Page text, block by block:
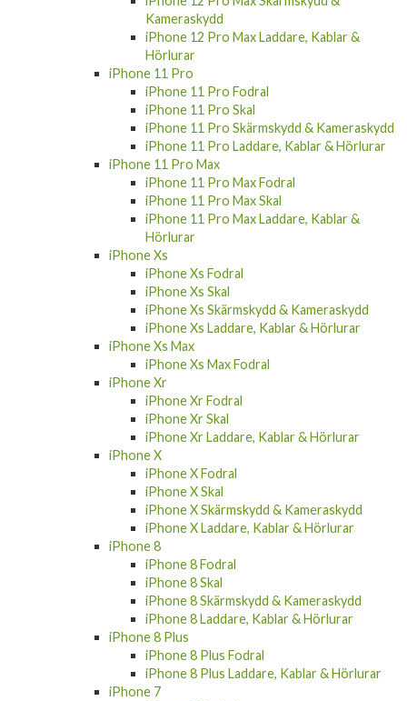
Kameraskydd
iPhone 12 Pro Max Laddare, Kablar &
Hörlurar
iPhone 11 Pro
iPhone 11 Pro Fodral
iPhone 11 Pro Skal
iPhone 11 Pro Skärmskydd & Kameraskydd
iPhone 11 Pro Laddare, Kablar & Hörlurar
iPhone 11 Pro Max
iPhone 11 Pro Max Fodral
iPhone 11 Pro Max Skal
iPhone 11 Pro Max Laddare, Kablar &
Hörlurar
iPhone Xs
iPhone Xs Fodral
iPhone Xs Skal
iPhone Xs Skärmskydd & Kameraskydd
iPhone Xs Laddare, Kablar & Hörlurar
iPhone Xs Max
iPhone Xs Max Fodral
iPhone Xr
iPhone Xr Fodral
iPhone Xr Skal
iPhone Xr Laddare, Kablar & Hörlurar
iPhone X
iPhone X Fodral
iPhone X Skal
iPhone X Skärmskydd & Kameraskydd
iPhone X Laddare, Kablar & Hörlurar
iPhone 8
iPhone 8 Fodral
iPhone 8 Skal
iPhone 8 Skärmskydd & Kameraskydd
iPhone 8 Laddare, Kablar & Hörlurar
iPhone 8 Plus
iPhone 8 Plus Fodral
iPhone 8 Plus Laddare, Kablar & Hörlurar
iPhone 7